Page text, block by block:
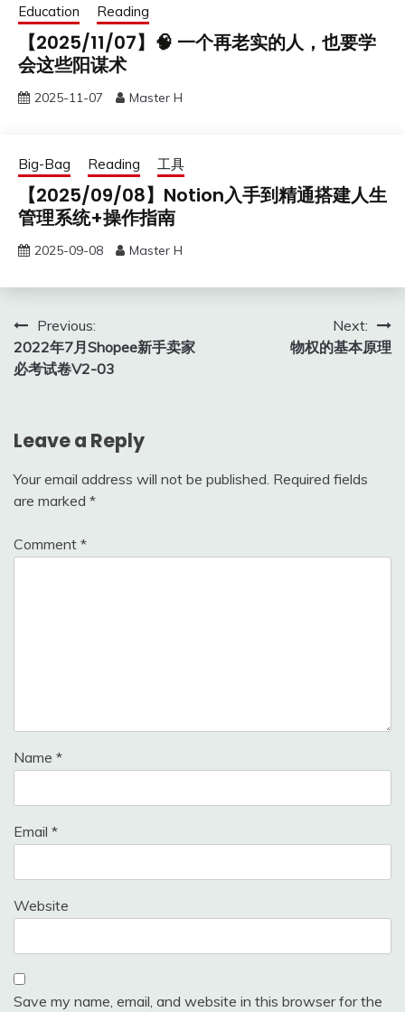
Education Reading
【2025/11/07】🧠 一个再老实的人，也要学
会这些阳谋术
2025-11-07 Master H
Big-Bag Reading 工具
【2025/09/08】Notion入手到精通搭建人生
管理系统+操作指南
2025-09-08 Master H
Post
navigation
Previous:
2022年7月Shopee新手卖家
必考试卷V2-03
Next:
物权的基本原理
Leave a Reply
Your email address will not be published. Required fields
are marked *
Comment *
Name *
Email *
Website
Save my name, email, and website in this browser for the